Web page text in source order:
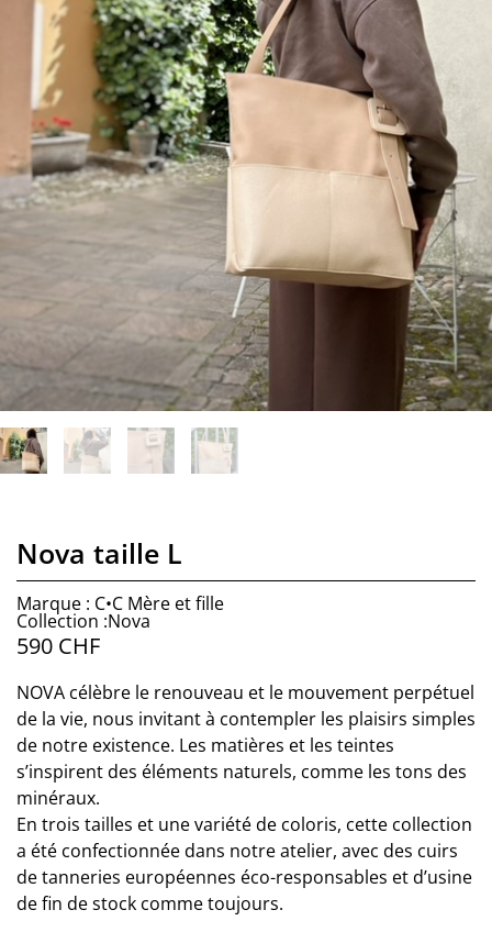
Nova taille L
Marque : C•C Mère et fille
Collection :Nova
590 CHF
NOVA célèbre le renouveau et le mouvement perpétuel
de la vie, nous invitant à contempler les plaisirs simples
de notre existence. Les matières et les teintes
s’inspirent des éléments naturels, comme les tons des
minéraux.
En trois tailles et une variété de coloris, cette collection
a été confectionnée dans notre atelier, avec des cuirs
de tanneries européennes éco-responsables et d’usine
de fin de stock comme toujours.